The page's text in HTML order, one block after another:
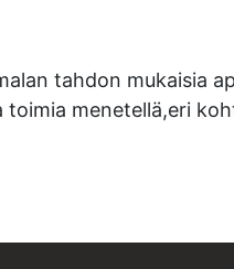
tahdon mukaisia
menetellä,eri